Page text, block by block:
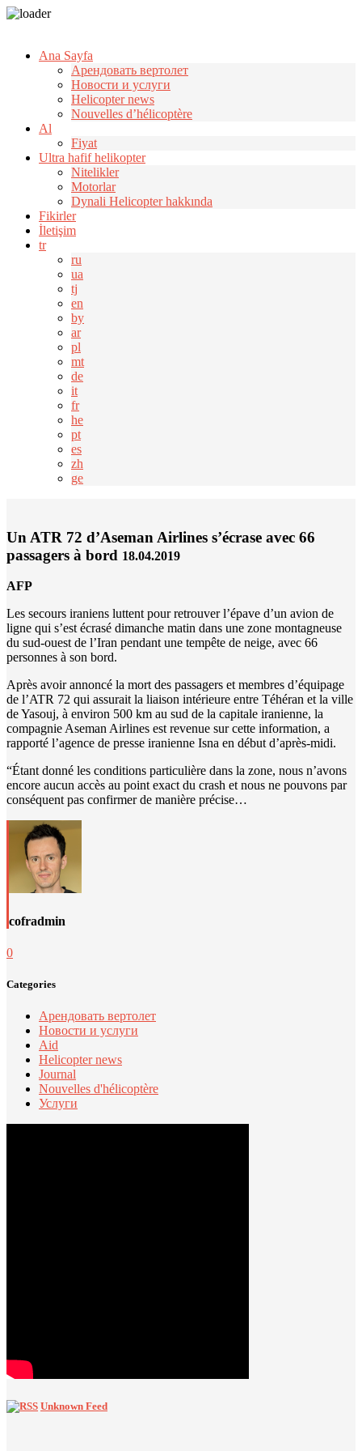
Ana Sayfa
Арендовать вертолет
Новости и услуги
Helicopter news
Nouvelles d’hélicoptère
Al
Fiyat
Ultra hafif helikopter
Nitelikler
Motorlar
Dynali Helicopter hakkında
Fikirler
İletişim
tr
ru
ua
tj
en
by
ar
pl
mt
de
it
fr
he
pt
es
zh
ge
Un ATR 72 d’Aseman Airlines s’écrase avec 66
passagers à bord 18.04.2019
AFP
Les secours iraniens luttent pour retrouver l’épave d’un avion de
ligne qui s’est écrasé dimanche matin dans une zone montagneuse
du sud-ouest de l’Iran pendant une tempête de neige, avec 66
personnes à son bord.
Après avoir annoncé la mort des passagers et membres d’équipage
de l’ATR 72 qui assurait la liaison intérieure entre Téhéran et la ville
de Yasouj, à environ 500 km au sud de la capitale iranienne, la
compagnie Aseman Airlines est revenue sur cette information, a
rapporté l’agence de presse iranienne Isna en début d’après-midi.
“Étant donné les conditions particulière dans la zone, nous n’avons
encore aucun accès au point exact du crash et nous ne pouvons par
conséquent pas confirmer de manière précise…
cofradmin
0
Categories
Арендовать вертолет
Новости и услуги
Aid
Helicopter news
Journal
Nouvelles d'hélicoptère
Услуги
Unknown Feed